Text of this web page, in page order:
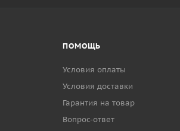
ПОМОЩЬ
Условия оплаты
Условия доставки
Гарантия на товар
Вопрос-ответ